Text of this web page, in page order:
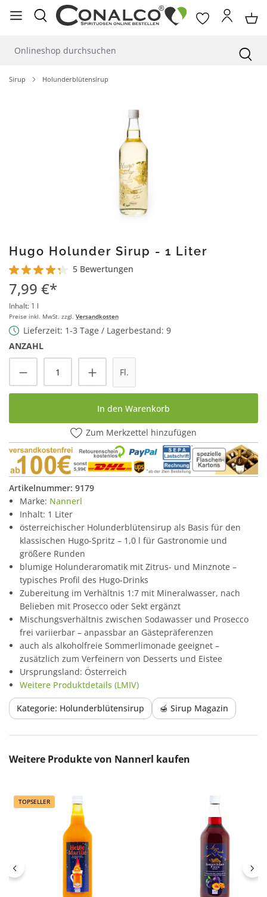
springen
Sirup Holunderblütensirup
Hugo Holunder Sirup - 1 Liter
Durchschnittliche Bewertung von 4.2 von 5 Sternen
5 Bewertungen
7,99 €*
Inhalt: 1 l
Preise inkl. MwSt. zzgl. Versandkosten
Lieferzeit: 1-3 Tage / Lagerbestand: 9
ANZAHL
Produkt Anzahl: Gib den gewünschten
Fl.
In den Warenkorb
Zum Merkzettel hinzufügen
Artikelnummer: 9179
Marke: Nannerl
Inhalt: 1 Liter
österreichischer Holunderblütensirup als Basis für den
klassischen Hugo-Spritz – 1,0 l für Gastronomie und
größere Runden
blumige Holunderaromatik mit Zitrus- und Minznote –
typisches Profil des Hugo-Drinks
Zubereitung im Verhältnis 1:7 mit Mineralwasser, nach
Belieben mit Prosecco oder Sekt ergänzt
Mischungsverhältnis zwischen Sodawasser und Prosecco
frei variierbar – anpassbar an Gästepräferenzen
auch als alkoholfreie Sommerlimonade geeignet –
zusätzlich zum Verfeinern von Desserts und Eistee
Ursprungsland: Österreich
Weitere Produktdetails (LMIV)
Kategorie: Holunderblütensirup 🍯 Sirup Magazin
Produktgalerie überspringen
Weitere Produkte von Nannerl kaufen
TOPSELLER